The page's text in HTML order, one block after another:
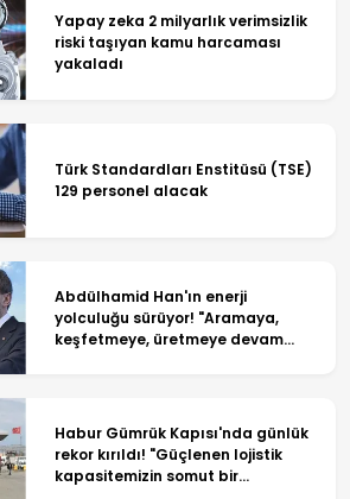
Yapay zeka 2 milyarlık verimsizlik
riski taşıyan kamu harcaması
yakaladı
Türk Standardları Enstitüsü (TSE)
129 personel alacak
Abdülhamid Han'ın enerji
yolculuğu sürüyor! "Aramaya,
keşfetmeye, üretmeye devam
Habur Gümrük Kapısı'nda günlük
rekor kırıldı! "Güçlenen lojistik
kapasitemizin somut bir